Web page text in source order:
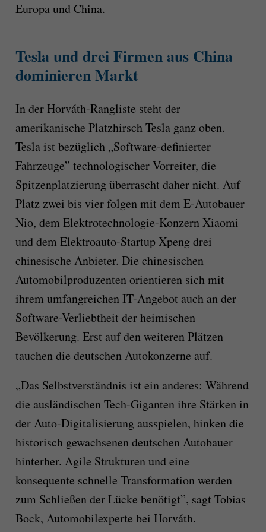
Europa und China.
Tesla und drei Firmen aus China
dominieren Markt
In der Horváth-Rangliste steht der
amerikanische Platzhirsch Tesla ganz oben.
Tesla ist bezüglich „Software-definierter
Fahrzeuge” technologischer Vorreiter, die
Spitzenplatzierung überrascht daher nicht. Auf
Platz zwei bis vier folgen mit dem E-Autobauer
Nio, dem Elektrotechnologie-Konzern Xiaomi
und dem Elektroauto-Startup Xpeng drei
chinesische Anbieter. Die chinesischen
Automobilproduzenten orientieren sich mit
ihrem umfangreichen IT-Angebot auch an der
Software-Verliebtheit der heimischen
Bevölkerung. Erst auf den weiteren Plätzen
tauchen die deutschen Autokonzerne auf.
„Das Selbstverständnis ist ein anderes: Während
die ausländischen Tech-Giganten ihre Stärken in
der Auto-Digitalisierung ausspielen, hinken die
historisch gewachsenen deutschen Autobauer
hinterher. Agile Strukturen und eine
konsequente schnelle Transformation werden
zum Schließen der Lücke benötigt”, sagt Tobias
Bock, Automobilexperte bei Horváth.